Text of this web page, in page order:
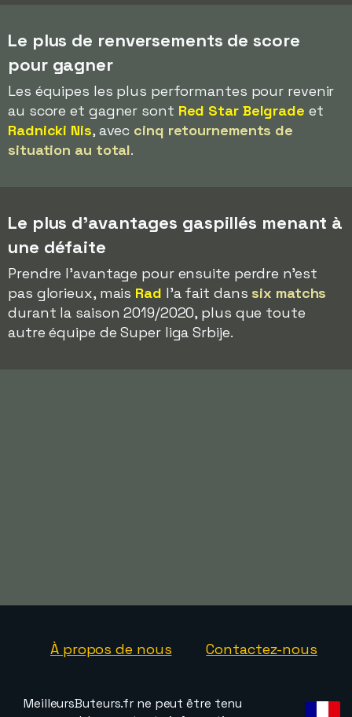
Le plus de renversements de score
pour gagner
Les équipes les plus performantes pour revenir
au score et gagner sont Red Star Belgrade et
Radnicki Nis, avec cinq retournements de
situation au total.
Le plus d'avantages gaspillés menant à
une défaite
Prendre l'avantage pour ensuite perdre n'est
pas glorieux, mais Rad l'a fait danssix matchs
durant la saison 2019/2020, plus que toute
autre équipe de Super liga Srbije.
À propos de nous Contactez-nous
MeilleursButeurs.fr ne peut être tenu